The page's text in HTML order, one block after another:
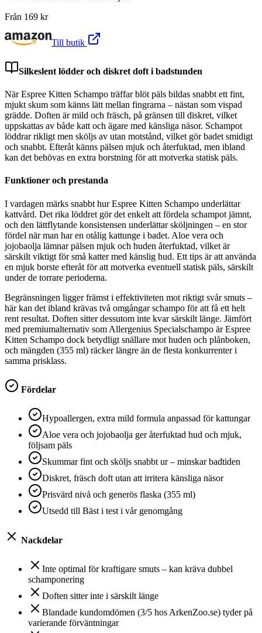
Från 169 kr
Till butik
Silkeslent lödder och diskret doft i badstunden
När Espree Kitten Schampo träffar blöt päls bildas snabbt ett fint,
mjukt skum som känns lätt mellan fingrarna – nästan som vispad
grädde. Doften är mild och fräsch, på gränsen till diskret, vilket
uppskattas av både katt och ägare med känsliga näsor. Schampot
löddrar rikligt men sköljs av utan motstånd, vilket gör badet smidigt
och snabbt. Efteråt känns pälsen mjuk och återfuktad, men ibland
kan det behövas en extra borstning för att motverka statisk päls.
Funktioner och prestanda
I vardagen märks snabbt hur Espree Kitten Schampo underlättar
kattvård. Det rika löddret gör det enkelt att fördela schampot jämnt,
och den lättflytande konsistensen underlättar sköljningen – en stor
fördel när man har en otålig kattunge i badet. Aloe vera och
jojobaolja lämnar pälsen mjuk och huden återfuktad, vilket är
särskilt viktigt för små katter med känslig hud. Ett tips är att använda
en mjuk borste efteråt för att motverka eventuell statisk päls, särskilt
under de torrare perioderna.
Begränsningen ligger främst i effektiviteten mot riktigt svår smuts –
här kan det ibland krävas två omgångar schampo för att få ett helt
rent resultat. Doften sitter dessutom inte kvar särskilt länge. Jämfört
med premiumalternativ som Allergenius Specialschampo är Espree
Kitten Schampo dock betydligt snällare mot huden och plånboken,
och mängden (355 ml) räcker längre än de flesta konkurrenter i
samma prisklass.
Fördelar
Hypoallergen, extra mild formula anpassad för kattungar
Aloe vera och jojobaolja ger återfuktad hud och mjuk,
följsam päls
Skummar fint och sköljs snabbt ur – minskar badtiden
Diskret, fräsch doft utan att irritera känsliga näsor
Prisvärd nivå och generös flaska (355 ml)
Utsedd till Bäst i test i vår genomgång
Nackdelar
Inte optimal för kraftigare smuts – kan kräva dubbel
schamponering
Doften sitter inte i särskilt länge
Blandade kundomdömen (3/5 hos ArkenZoo.se) tyder på
varierande förväntningar